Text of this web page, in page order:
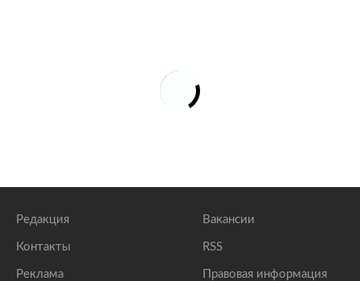
Редакция
Контакты
Реклама
Вакансии
RSS
Правовая информация